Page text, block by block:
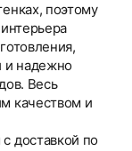
поэтому
и надежно
Весь
качеством и
доставкой по